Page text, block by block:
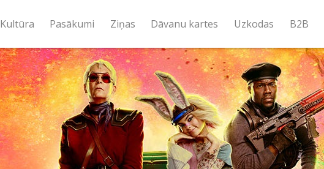
Kultūra Pasākumi Ziņas Dāvanu kartes Uzkodas B2B